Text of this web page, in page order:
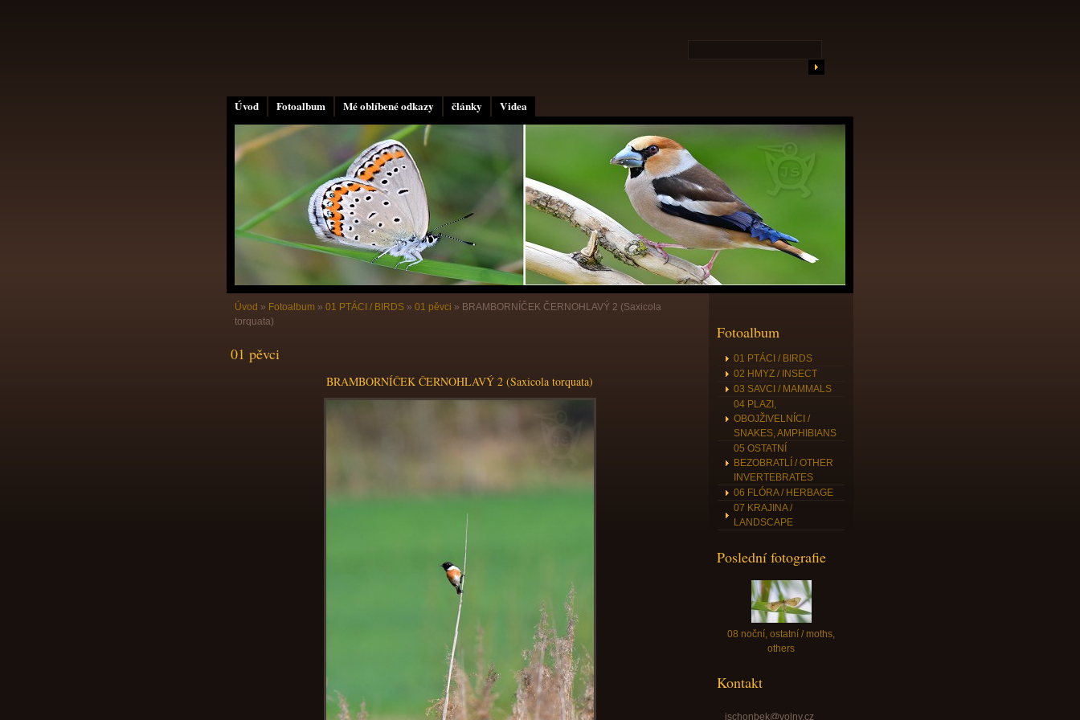
Úvod Fotoalbum Mé oblíbené odkazy články Videa
Úvod » Fotoalbum » 01 PTÁCI / BIRDS » 01 pěvci » BRAMBORNÍČEK ČERNOHLAVÝ 2 (Saxicola
torquata)
01 pěvci
BRAMBORNÍČEK ČERNOHLAVÝ 2 (Saxicola torquata)
Fotoalbum
01 PTÁCI / BIRDS
02 HMYZ / INSECT
03 SAVCI / MAMMALS
04 PLAZI,
OBOJŽIVELNÍCI /
SNAKES, AMPHIBIANS
05 OSTATNÍ
BEZOBRATLÍ / OTHER
INVERTEBRATES
06 FLÓRA / HERBAGE
07 KRAJINA /
LANDSCAPE
Poslední fotografie
08 noční, ostatní / moths,
others
Kontakt
jschonbek@volny.cz